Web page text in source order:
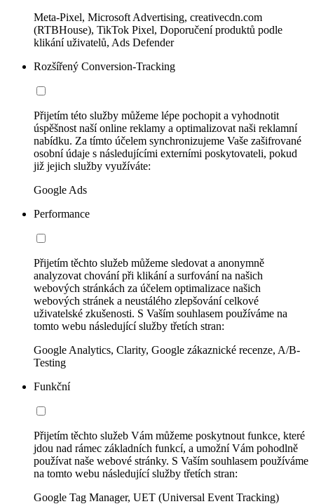
Meta-Pixel, Microsoft Advertising, creativecdn.com
(RTBHouse), TikTok Pixel, Doporučení produktů podle
klikání uživatelů, Ads Defender
Rozšířený Conversion-Tracking
Přijetím této služby můžeme lépe pochopit a vyhodnotit
úspěšnost naší online reklamy a optimalizovat naši reklamní
nabídku. Za tímto účelem synchronizujeme Vaše zašifrované
osobní údaje s následujícími externími poskytovateli, pokud
již jejich služby využíváte:
Google Ads
Performance
Přijetím těchto služeb můžeme sledovat a anonymně
analyzovat chování při klikání a surfování na našich
webových stránkách za účelem optimalizace našich
webových stránek a neustálého zlepšování celkové
uživatelské zkušenosti. S Vaším souhlasem používáme na
tomto webu následující služby třetích stran:
Google Analytics, Clarity, Google zákaznické recenze, A/B-
Testing
Funkční
Přijetím těchto služeb Vám můžeme poskytnout funkce, které
jdou nad rámec základních funkcí, a umožní Vám pohodlně
používat naše webové stránky. S Vaším souhlasem používáme
na tomto webu následující služby třetích stran:
Google Tag Manager, UET (Universal Event Tracking)